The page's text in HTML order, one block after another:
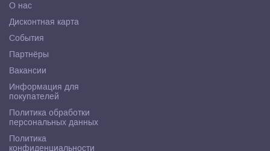
О нас
Дисконтная карта
События
Партнёры
Вакансии
Информация для
покупателей
Политика обработки
персональных данных
Политика
конфиденциальности